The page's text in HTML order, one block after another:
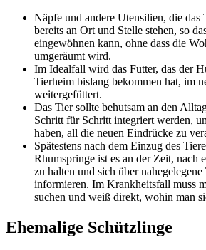
Näpfe und andere Utensilien, die das
bereits an Ort und Stelle stehen, so
eingewöhnen kann, ohne dass die
umgeräumt wird.
Im Idealfall wird das Futter, das der
Tierheim bislang bekommen hat, im
weitergefüttert.
Das Tier sollte behutsam an den
Schritt für Schritt integriert werden,
haben, all die neuen Eindrücke zu
Spätestens nach dem Einzug des
Rhumspringe ist es an der Zeit, nach
zu halten und sich über
informieren. Im Krankheitsfall muss
suchen und weiß direkt, wohin man
Ehemalige Schützlinge